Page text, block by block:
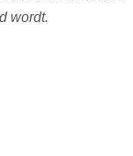
wordt.